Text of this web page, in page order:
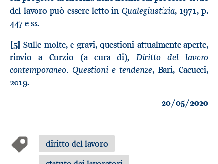
del lavoro può essere letto in Qualegiustizia, 1971, p.
447 e ss.
[5] Sulle molte, e gravi, questioni attualmente aperte,
rinvio a Curzio (a cura di),Diritto del lavoro
contemporaneo. Questioni e tendenze, Bari, Cacucci,
2019.
20/05/2020
diritto del lavoro